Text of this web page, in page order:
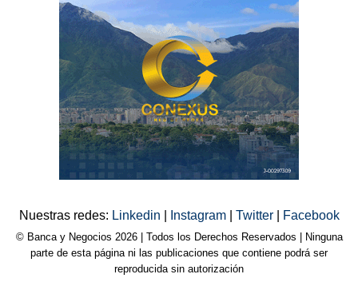
Nuestras redes: Linkedin Instagram Twitter Facebook
© Banca y Negocios 2026 | Todos los Derechos Reservados | Ninguna
parte de esta página ni las publicaciones que contiene podrá ser
reproducida sin autorización